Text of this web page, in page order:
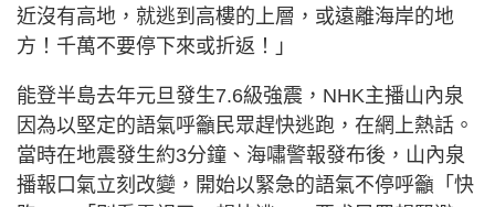
近沒有高地，就逃到高樓的上層，或遠離海岸的地
方！千萬不要停下來或折返！」
能登半島去年元旦發生7.6級強震，NHK主播山內泉
因為以堅定的語氣呼籲民眾趕快逃跑，在網上熱話。
當時在地震發生約3分鐘、海嘯警報發布後，山內泉
播報口氣立刻改變，開始以緊急的語氣不停呼籲「快